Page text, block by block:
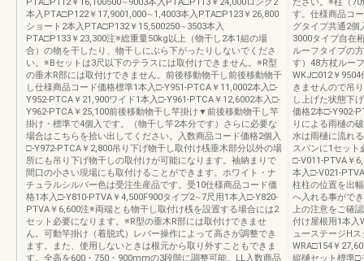
本入PTA□P122￥17,9001,000∼1,4003本入PTA□P123￥26,800
ショート2本入PTA□P132￥15,500250∼3503本入
PTA□P133￥23,300注※総重量50kg以上（物干し2本1組の場
合）の物を干したり、物干しにぶら下がったりしないでくださ
い。※Bセットは3尺以下のテラスには取付けできません。※R型
の垂木R部には取付けできません。前後移動物干し前後移動物干
し仕様商品コード価格標準1本入□-Y951-PTCA￥11,0002本入□-
Y952-PTCA￥21,900ワイド1本入□-Y961-PTCA￥12,6002本入□-
Y962-PTCA￥25,100前後移動物干し竿掛け▼前後移動物干し竿
掛け・標準で4個入です。（物干し竿2本分です）さらに必要な
場合はこちらを拾い出してください。入数商品コード価格2個入
□-Y972-PTCA￥2,800吊り下げ物干し取付け桟垂木部分以外の場
所にも吊り下げ物干しの取付けが可能になります。袖納まりで
間口の小さい現場にも取付けることができます。ホワイト・ナ
チュラルシルバー色は受注生産品です。受10仕様商品コード価
格1本入□-Y810-PTVA￥4,500F900タイプ2∼7尺用1本入□-Y820-
PTVA￥6,600注※両端とも物干し取付け桟を設置する場合には2
セット必要になります。※R型の垂木R部には取付けできませ
ん。可動竿掛け（着脱式）レバー操作によって高さが調整でき
ます。また、使用しないときは根元から取り外すこともできま
す。全高を600・750・900mmの3段階に調整可能。LL入数商品
す。仕様商品コ
グタイプ共通2個
3000タイプ自在
ルーフタイプの
す）48方杖ルー
WKJ□012￥9504
きませんので吊
し上げた状態下
価格2本□-Y902-
りによる雨樋の
水は雨樋に流れ
スパンに1セット
□-V011-PTVA￥
本入□-V021-
柱柱の位置を出
へ入れる事がで
上の注意をご確
付け屋根用1本入
ューステージH
WRA□154￥
縦樋セット標準